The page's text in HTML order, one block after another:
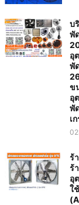
บ
พั
อุ
พั
ข
อุ
พั
เ
ร้
ร้
อุ
ใ